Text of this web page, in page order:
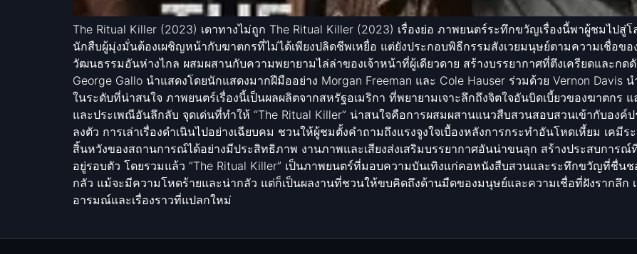
The Ritual Killer (2023) เดาทางไม่ถูก The Ritual Killer (2023) เรื่องย่อ ภาพยนตร์ระทึกขวัญเรื่องนี้พาผู้ชมไป
นักสืบผู้มุ่งมั่นต้องเผชิญหน้ากับฆาตกรที่ไม่ได้เพียงปลิดชีพเหยื่อ แต่ยังประกอบพิธีกรรมสังเวยมนุษย์ตามความเชื่อข
วัฒนธรรมอันห่างไกล ผสมผสานกับความพยายามไล่ล่าของเจ้าหน้าที่ผู้เดียวดาย สร้างบรรยากาศที่ตึงเครียดและกด
George Gallo นำแสดงโดยนักแสดงมากฝีมืออย่าง Morgan Freeman และ Cole Hauser ร่วมด้วย Vernon Davis
ในระดับที่น่าสนใจ ภาพยนตร์เรื่องนี้เป็นผลผลิตจากสหรัฐอเมริกา ที่พยายามเจาะลึกถึงจิตใจอันบิดเบี้ยวของฆาตกร
และประเพณีอันลึกลับ จุดเด่นที่ทำให้ “The Ritual Killer” น่าสนใจคือการผสมผสานแนวสืบสวนสอบสวนเข้ากับองค์
ลงตัว การเล่าเรื่องดำเนินไปอย่างเฉียบคม ชวนให้ผู้ชมตั้งคำถามถึงแรงจูงใจเบื้องหลังการกระทำอันโหดเหี้ยม เค
สิ้นหวังของสถานการณ์ได้อย่างมีประสิทธิภาพ งานภาพและเสียงส่งเสริมบรรยากาศอันน่าขนลุก สร้างประสบการ
อยู่รอบตัว โดยรวมแล้ว “The Ritual Killer” เป็นภาพยนตร์ที่มอบความบันเทิงแก่คอหนังสืบสวนและระทึกขวัญที่ชื่น
กลัว แม้จะมีความโหดร้ายและน่ากลัว แต่ก็เป็นผลงานที่ชวนให้ขบคิดถึงด้านมืดของมนุษย์และความเชื่อที่ฝังรากลึก
อารมณ์และเรื่องราวที่แปลกใหม่